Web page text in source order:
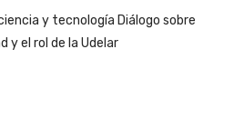
y tecnología Diálogo sobre
y el rol de la Udelar